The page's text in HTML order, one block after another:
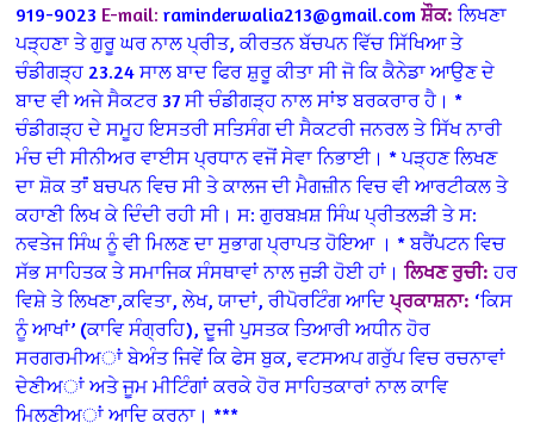
919-9023 E-mail: raminderwalia213@gmail.com ਸ਼ੌਕ: ਲਿਖਣਾ
ਪੜ੍ਹਣਾ ਤੇ ਗੁਰੂ ਘਰ ਨਾਲ ਪ੍ਰੀਤ, ਕੀਰਤਨ ਬੱਚਪਨ ਵਿੱਚ ਸਿੱਖਿਆ ਤੇ
ਚੰਡੀਗੜ੍ਹ 23.24 ਸਾਲ ਬਾਦ ਫਿਰ ਸ਼ੁਰੂ ਕੀਤਾ ਸੀ ਜੋ ਕਿ ਕੈਨੇਡਾ ਆਉਣ ਦੇ
ਬਾਦ ਵੀ ਅਜੇ ਸੈਕਟਰ 37 ਸੀ ਚੰਡੀਗੜ੍ਹ ਨਾਲ ਸਾਂਝ ਬਰਕਰਾਰ ਹੈ। *
ਚੰਡੀਗੜ੍ਹ ਦੇ ਸਮੂਹ ਇਸਤਰੀ ਸਤਿਸੰਗ ਦੀ ਸੈਕਟਰੀ ਜਨਰਲ ਤੇ ਸਿੱਖ ਨਾਰੀ
ਮੰਚ ਦੀ ਸੀਨੀਅਰ ਵਾਈਸ ਪ੍ਰਧਾਨ ਵਜੋਂ ਸੇਵਾ ਨਿਭਾਈ। * ਪੜ੍ਹਣ ਲਿਖਣ
ਦਾ ਸ਼ੋਕ ਤਾਂਂ ਬਚਪਨ ਵਿਚ ਸੀ ਤੇ ਕਾਲਜ ਦੀ ਮੈਗਜ਼ੀਨ ਵਿਚ ਵੀ ਆਰਟੀਕਲ ਤੇ
ਕਹਾਣੀ ਲਿਖ ਕੇ ਦਿੰਦੀ ਰਹੀ ਸੀ। ਸ: ਗੁਰਬਖ਼ਸ਼ ਸਿੰਘ ਪ੍ਰੀਤਲੜੀ ਤੇ ਸ:
ਨਵਤੇਜ ਸਿੰਘ ਨੂੰ ਵੀ ਮਿਲਣ ਦਾ ਸੁਭਾਗ ਪ੍ਰਾਪਤ ਹੋਇਆ । * ਬਰੈਂਪਟਨ ਵਿਚ
ਸੱਭ ਸਾਹਿਤਕ ਤੇ ਸਮਾਜਿਕ ਸੰਸਥਾਵਾਂ ਨਾਲ ਜੁੜੀ ਹੋਈ ਹਾਂ। ਲਿਖਣ ਰੁਚੀ: ਹਰ
ਵਿਸ਼ੇ ਤੇ ਲਿਖਣਾ,ਕਵਿਤਾ, ਲੇਖ, ਯਾਦਾਂ, ਰੀਪੋਰਟਿੰਗ ਆਦਿ ਪ੍ਰਕਾਸ਼ਨਾ: ‘ਕਿਸ
ਨੂੰ ਆਖਾਂ’ (ਕਾਵਿ ਸੰਗ੍ਰਹਿ), ਦੂਜੀ ਪੁਸਤਕ ਤਿਆਰੀ ਅਧੀਨ ਹੋਰ
ਸਰਗਰਮੀਅਾਂ ਬੇਅੰਤ ਜਿਵੇਂ ਕਿ ਫੇਸ ਬੁਕ, ਵਟਸਅਪ ਗਰੁੱਪ ਵਿਚ ਰਚਨਾਵਾਂ
ਦੇਣੀਅਾਂ ਅਤੇ ਜੂਮ ਮੀਟਿੰਗਾਂ ਕਰਕੇ ਹੋਰ ਸਾਹਿਤਕਾਰਾਂ ਨਾਲ ਕਾਵਿ
ਮਿਲਣੀਅਾਂ ਆਦਿ ਕਰਨਾ। ***